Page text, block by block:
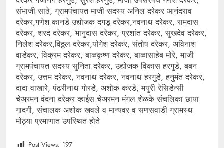
संभाजी साठे, ग्रामपंचायत माजी सदस्य अनिल दरेकर आनंदराव
दरेकर,गणेश कानडे उद्योजक दगडू दरेकर,नवनाथ दरेकर, रामदास
दरेकर, शरद दरेकर, भानुदास दरेकर, प्रशांत दरेकर, सुखदेव दरेकर,
निलेश दरेकर,विठ्ठल दरेकर,योगेश दरेकर, संतोष दरेकर, अविनाश
वाडेकर, विक्रम दरेकर, बाळकृष्ण दरेकर, बाळासाहेब मोरे, माजी
ग्रामपंचायत सदस्य सुनिता दरेकर, उद्योजक विकास हरगुडे, बबन
दरेकर, उत्तम दरेकर, नवनाथ दरेकर, नवनाथ हरगुडे, हनुमंत दरेकर,
दादा वाखारे, पंढरीनाथ गोरडे, अशोक करडे, मयुरी रेसिडेन्सी
चेअरमन वंदना दरेकर व्हाईस चेअरमन मंगल शेळके संचलिका छाया
गादगी, संचालक अशोक खवले व मान्यवर व सणसवाडी ग्रामस्थ
मोठ्या प्रमाणात उपस्थित होते
Post Views: 197